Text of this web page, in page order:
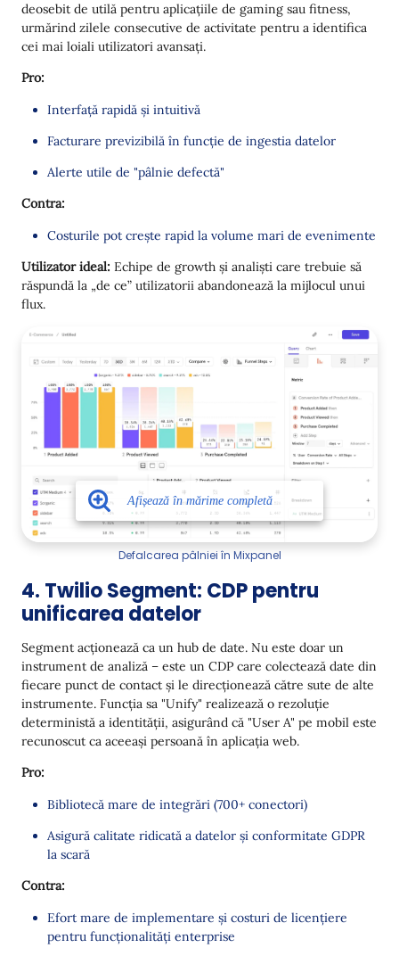
deosebit de utilă pentru aplicațiile de gaming sau fitness,
urmărind zilele consecutive de activitate pentru a identifica
cei mai loiali utilizatori avansați.
Pro:
Interfață rapidă și intuitivă
Facturare previzibilă în funcție de ingestia datelor
Alerte utile de "pâlnie defectă"
Contra:
Costurile pot crește rapid la volume mari de evenimente
Utilizator ideal: Echipe de growth și analiști care trebuie să
răspundă la „de ce” utilizatorii abandonează la mijlocul unui
flux.
Defalcarea pâlniei în Mixpanel
4. Twilio Segment: CDP pentru
unificarea datelor
Segment acționează ca un hub de date. Nu este doar un
instrument de analiză – este un CDP care colectează date din
fiecare punct de contact și le direcționează către sute de alte
instrumente. Funcția sa "Unify" realizează o rezoluție
deterministă a identității, asigurând că "User A" pe mobil este
recunoscut ca aceeași persoană în aplicația web.
Pro:
Bibliotecă mare de integrări (700+ conectori)
Asigură calitate ridicată a datelor și conformitate GDPR
la scară
Contra:
Efort mare de implementare și costuri de licențiere
pentru funcționalități enterprise